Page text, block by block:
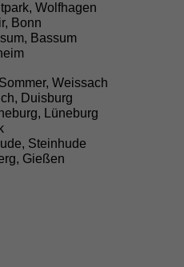
Wolfhagen
Bonn
Bassum
Weissach
Duisburg
Lüneburg
Steinhude
Gießen